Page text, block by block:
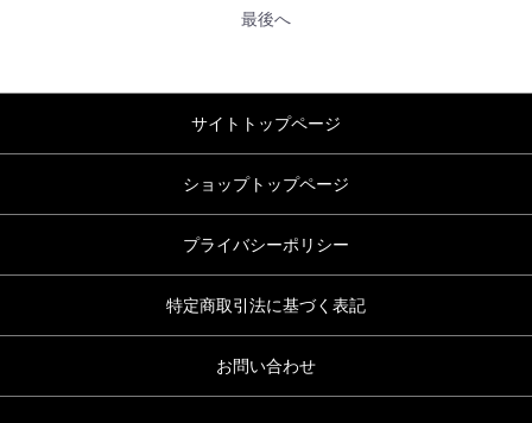
最後へ
サイトトップページ
ショップトップページ
プライバシーポリシー
特定商取引法に基づく表記
お問い合わせ